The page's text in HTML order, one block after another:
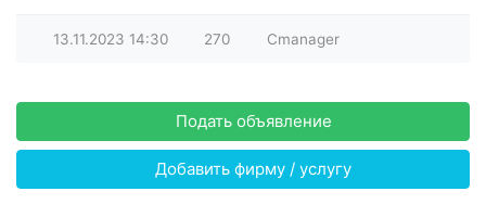
13.11.2023 14:30 270 Cmanager
Подать объявление
Добавить фирму / услугу